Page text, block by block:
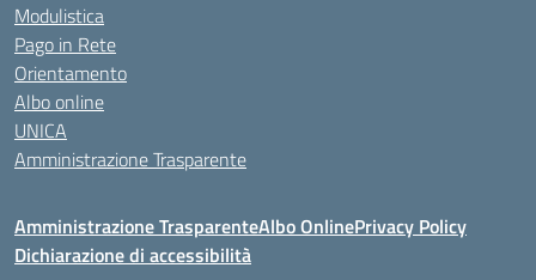
Modulistica
Pago in Rete
Orientamento
Albo online
UNICA
Amministrazione Trasparente
Amministrazione TrasparenteAlbo OnlinePrivacy Policy
Dichiarazione di accessibilità